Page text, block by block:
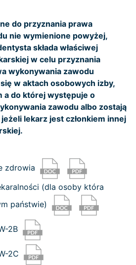
do przyznania prawa
nie wymienione powyżej,
składa właściwej
w celu przyznania
wykonywania zawodu
w aktach osobowych izby,
a do której występuje o
zawodu albo zostają
lekarz jest członkiem innej
zdrowia
(dla osoby która
państwie)
2B
2C